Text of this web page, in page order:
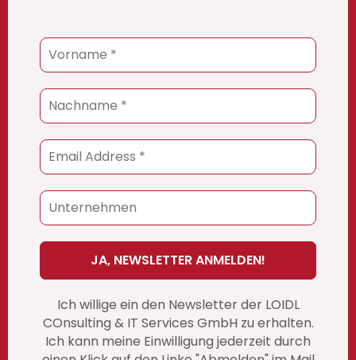
Ich willige ein den Newsletter der LOIDL
COnsulting & IT Services GmbH zu erhalten.
Ich kann meine Einwilligung jederzeit durch